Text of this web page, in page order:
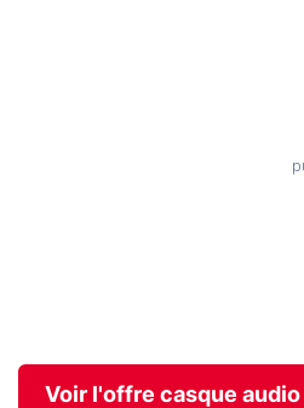
Voir l'offre casque audio